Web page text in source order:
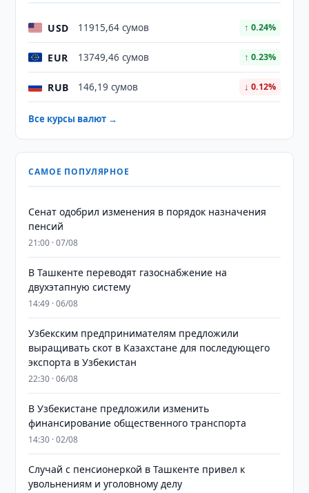
USD 11915,64 сумов ↑ 0.24%
EUR 13749,46 сумов ↑ 0.23%
RUB 146,19 сумов ↓ 0.12%
Все курсы валют →
САМОЕ ПОПУЛЯРНОЕ
Сенат одобрил изменения в порядок назначения
пенсий
21:00 · 07/08
В Ташкенте переводят газоснабжение на
двухэтапную систему
14:49 · 06/08
Узбекским предпринимателям предложили
выращивать скот в Казахстане для последующего
экспорта в Узбекистан
22:30 · 06/08
В Узбекистане предложили изменить
финансирование общественного транспорта
14:30 · 02/08
Случай с пенсионеркой в Ташкенте привел к
увольнениям и уголовному делу